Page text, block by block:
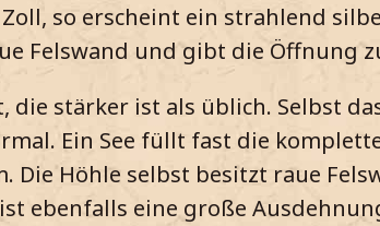
so erscheint ein strahlend
Felswand und gibt die Öffnung
stärker ist als üblich. Selbst
Ein See füllt fast die
Höhle selbst besitzt raue
ebenfalls eine große